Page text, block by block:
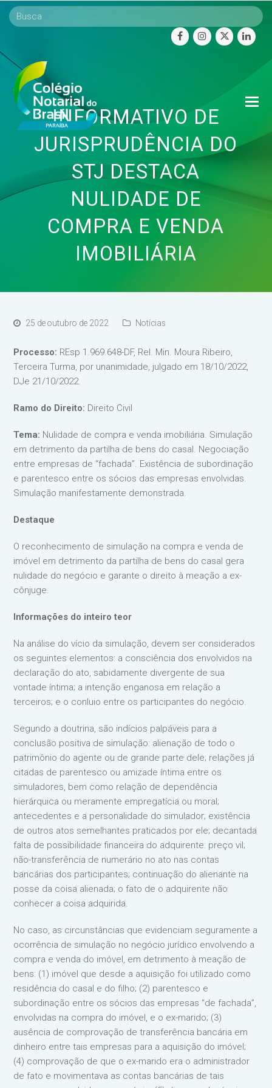
facebookinstagram
twitter
INFORMATIVO DE
JURISPRUDÊNCIA DO
STJ DESTACA
NULIDADE DE
COMPRA E VENDA
IMOBILIÁRIA
25 de outubro de 2022 Notícias
Processo: REsp 1.969.648-DF, Rel. Min. Moura Ribeiro,
Terceira Turma, por unanimidade, julgado em 18/10/2022,
DJe 21/10/2022.
Ramo do Direito: Direito Civil
Tema: Nulidade de compra e venda imobiliária. Simulação
em detrimento da partilha de bens do casal. Negociação
entre empresas de “fachada”. Existência de subordinação
e parentesco entre os sócios das empresas envolvidas.
Simulação manifestamente demonstrada.
Destaque
O reconhecimento de simulação na compra e venda de
imóvel em detrimento da partilha de bens do casal gera
nulidade do negócio e garante o direito à meação a ex-
cônjuge.
Informações do inteiro teor
Na análise do vício da simulação, devem ser considerados
os seguintes elementos: a consciência dos envolvidos na
declaração do ato, sabidamente divergente de sua
vontade íntima; a intenção enganosa em relação a
terceiros; e o conluio entre os participantes do negócio.
Segundo a doutrina, são indícios palpáveis para a
conclusão positiva de simulação: alienação de todo o
patrimônio do agente ou de grande parte dele; relações já
citadas de parentesco ou amizade íntima entre os
simuladores, bem como relação de dependência
hierárquica ou meramente empregatícia ou moral;
antecedentes e a personalidade do simulador; existência
de outros atos semelhantes praticados por ele; decantada
falta de possibilidade financeira do adquirente: preço vil;
não-transferência de numerário no ato nas contas
bancárias dos participantes; continuação do alienante na
posse da coisa alienada; o fato de o adquirente não
conhecer a coisa adquirida.
No caso, as circunstâncias que evidenciam seguramente a
ocorrência de simulação no negócio jurídico envolvendo a
compra e venda do imóvel, em detrimento à meação de
bens: (1) imóvel que desde a aquisição foi utilizado como
residência do casal e do filho; (2) parentesco e
subordinação entre os sócios das empresas “de fachada”,
envolvidas na compra do imóvel, e o ex-marido; (3)
ausência de comprovação de transferência bancária em
dinheiro entre tais empresas para a aquisição do imóvel;
(4) comprovação de que o ex-marido era o administrador
de fato e movimentava as contas bancárias de tais